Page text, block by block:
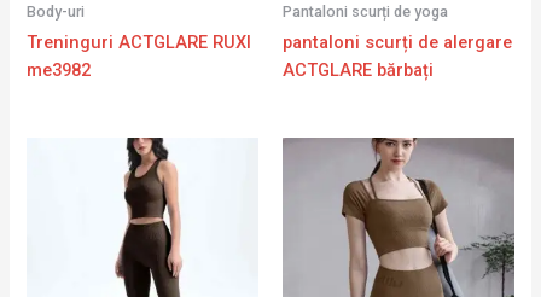
Body-uri
Treninguri ACTGLARE RUXI
me3982
Pantaloni scurți de yoga
pantaloni scurți de alergare
ACTGLARE bărbați